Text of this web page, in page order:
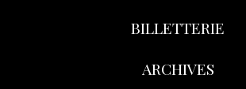
BILLETTERIE
ARCHIVES